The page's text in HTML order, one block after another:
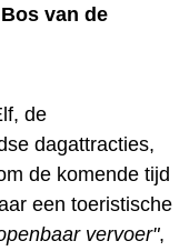
van de
de
dagattracties,
de komende tijd
een toeristische
vervoer",